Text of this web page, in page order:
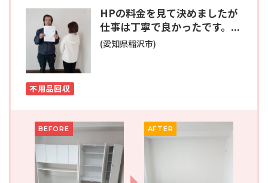
HPの料金を見て決めましたが
仕事は丁寧で良かったです。...
(愛知県稲沢市)
不用品回収
BEFORE AFTER